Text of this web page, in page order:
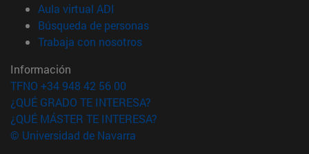
Aula virtual ADI
Búsqueda de personas(abre en nueva ventana)
Trabaja con nosotros(abre en nueva ventana)
Información
TFNO +34 948 42 56 00
¿QUÉ GRADO TE INTERESA?
¿QUÉ MÁSTER TE INTERESA?
© Universidad de Navarra